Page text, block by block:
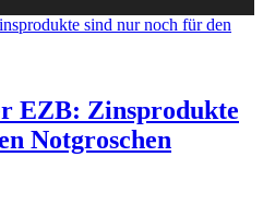
EZB: Zinsprodukte
Notgroschen